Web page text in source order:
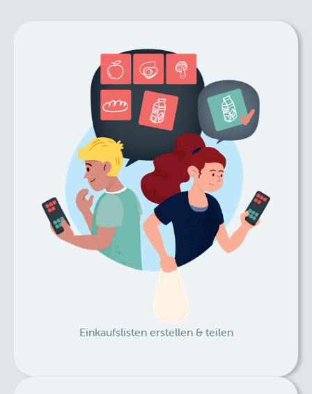
Einkaufslisten erstellen & teilen